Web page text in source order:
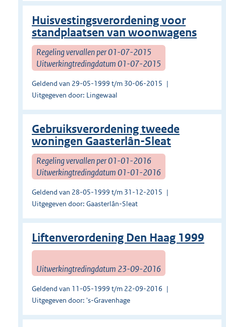
Huisvestingsverordening voor
standplaatsen van woonwagens
Regeling vervallen per 01-07-2015
Uitwerkingtredingdatum 01-07-2015
Geldend van 29-05-1999 t/m 30-06-2015
Uitgegeven door: Lingewaal
Gebruiksverordening tweede
woningen Gaasterlân-Sleat
Regeling vervallen per 01-01-2016
Uitwerkingtredingdatum 01-01-2016
Geldend van 28-05-1999 t/m 31-12-2015
Uitgegeven door: Gaasterlân-Sleat
Liftenverordening Den Haag 1999
Uitwerkingtredingdatum 23-09-2016
Geldend van 11-05-1999 t/m 22-09-2016
Uitgegeven door: 's-Gravenhage